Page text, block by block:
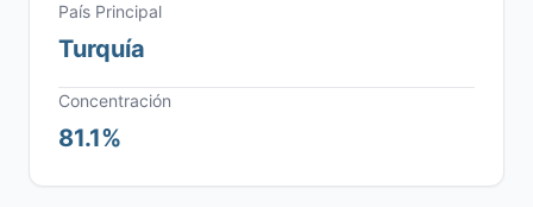
País Principal
Turquía
Concentración
81.1%